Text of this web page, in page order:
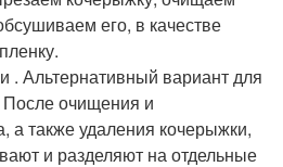
его, в качестве
. Альтернативный вариант для
После очищения и
а также удаления кочерыжки,
и разделяют на отдельные